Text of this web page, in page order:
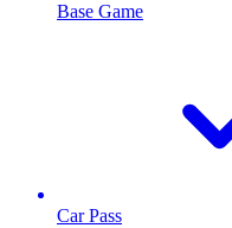
Base Game
Car Pass